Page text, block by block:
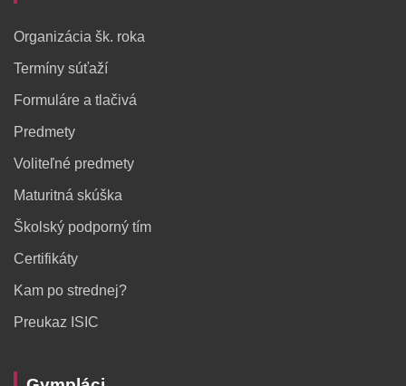
Organizácia šk. roka
Termíny súťaží
Formuláre a tlačivá
Predmety
Voliteľné predmety
Maturitná skúška
Školský podporný tím
Certifikáty
Kam po strednej?
Preukaz ISIC